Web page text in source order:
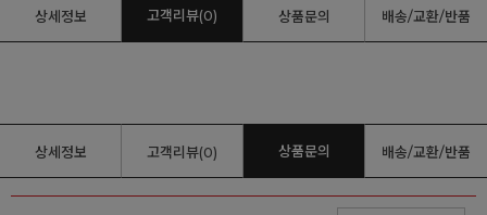
상세정보 고객리뷰(0) 상품문의 배송/교환/반품
상세정보 고객리뷰(0) 상품문의 배송/교환/반품